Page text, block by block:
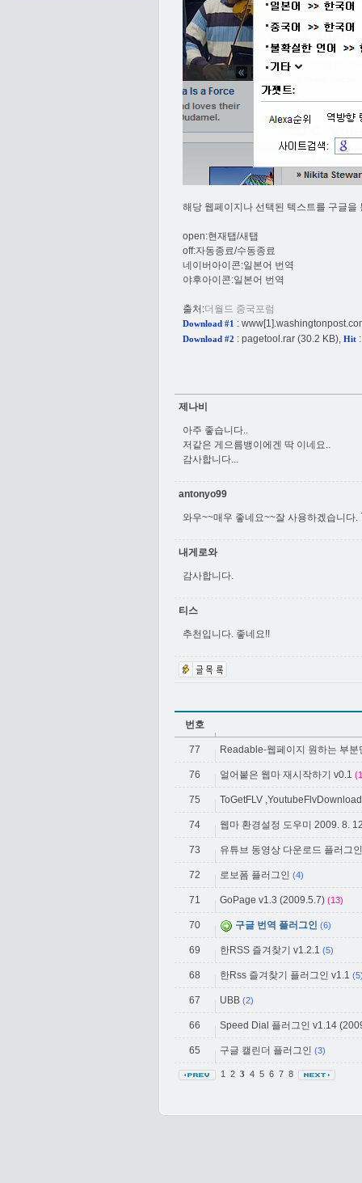
해당 웹페이지나 선택된 텍스트를 구글
open:현재탭/새탭
off:자동종료/수동종료
네이버아이콘:일본어 번역
야후아이콘:일본어 번역
출처:더월드 중국포럼
Download #1 :
Download #2 : pagetool.rar (30.2 KB), Hit
제나비
아주 좋습니다..
저같은 게으름뱅이에겐 딱 이네요..
감사합니다...
antonyo99
와우~~매우 좋네요~~잘 사용하겠습니다.
내게로와
감사합니다.
티스
추천입니다. 좋네요!!
번호
77 Readable-웹페이지 원하는 부분
76 얼어붙은 웹마 재시작하기 v0.1
75 ToGetFLV
74 웹마 환경설정 도우미 2009. 8.
73 유튜브 동영상 다운로드 플러그인
72 로보폼 플러그인 (4)
71 GoPage v1.3 (2009.5.7) (13)
70 구글 번역 플러그인 (6)
69 한RSS 즐겨찾기 v1.2.1 (5)
68 한Rss 즐겨찾기 플러그인 v1.1
67 UBB (2)
66 Speed Dial 플러그인 v1.14
65 구글 캘린더 플러그인 (3)
1 2 3 4 5 6 7 8